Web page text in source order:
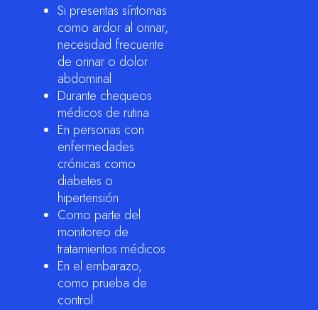
Si presentas síntomas
como ardor al orinar,
necesidad frecuente
de orinar o dolor
abdominal
Durante chequeos
médicos de rutina
En personas con
enfermedades
crónicas como
diabetes o
hipertensión
Como parte del
monitoreo de
tratamientos médicos
En el embarazo,
como prueba de
control